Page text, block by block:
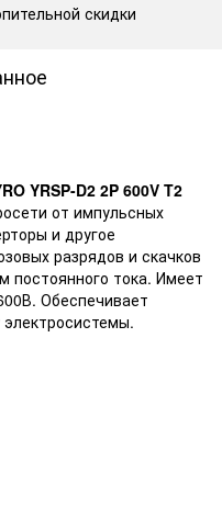
скидки
YRSP-D2 2P 600V T2
от импульсных
и другое
разрядов и скачков
постоянного тока. Имеет
Обеспечивает